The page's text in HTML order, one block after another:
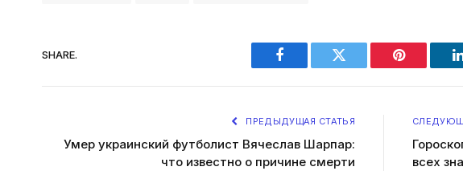
SHARE.
Facebook Twitter Pinterest
ПРЕДЫДУЩАЯ СТАТЬЯ
Умер украинский футболист Вячеслав Шарпар:
что известно о причине смерти
всех